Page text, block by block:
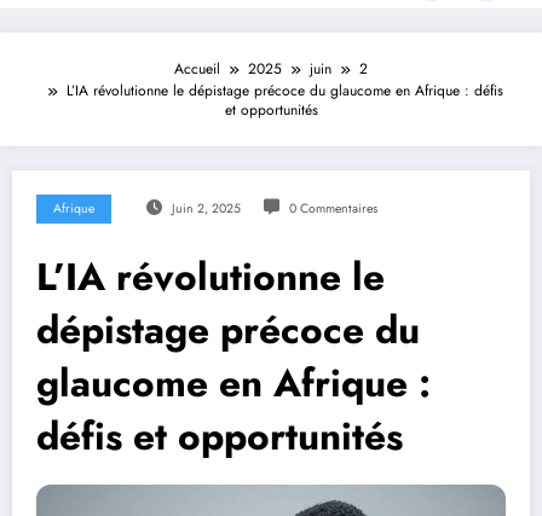
Accueil 2025 juin
2
L’IA révolutionne le dépistage précoce du glaucome en Afrique : défis
et opportunités
Afrique Juin 2, 2025 0 Commentaires
L’IA révolutionne le
dépistage précoce du
glaucome en Afrique :
défis et opportunités